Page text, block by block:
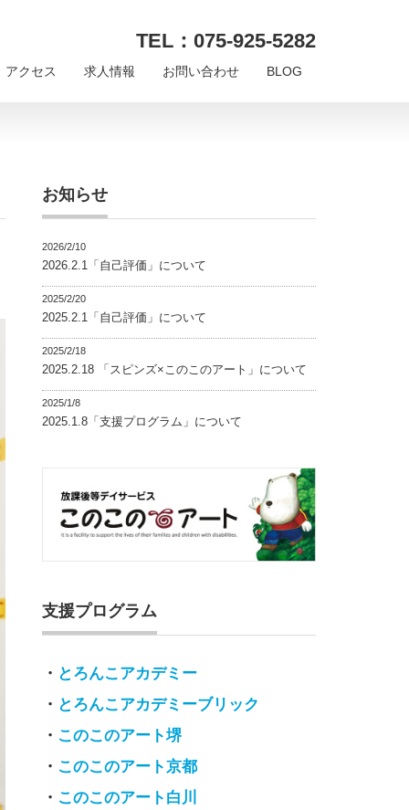
TEL：075-925-5282
アクセス 求人情報 お問い合わせ BLOG
お知らせ
2026/2/10
2026.2.1「自己評価」について
2025/2/20
2025.2.1「自己評価」について
2025/2/18
2025.2.18 「スピンズ×このこのアート」について
2025/1/8
2025.1.8「支援プログラム」について
支援プログラム
・ とろんこアカデミー
・ とろんこアカデミーブリック
・ このこのアート堺
・ このこのアート京都
・ このこのアート白川